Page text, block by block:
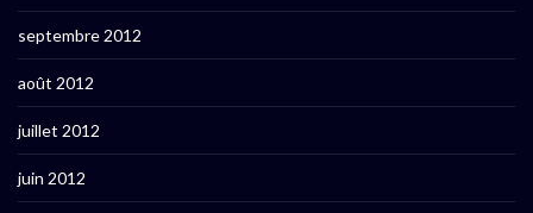
septembre 2012
août 2012
juillet 2012
juin 2012